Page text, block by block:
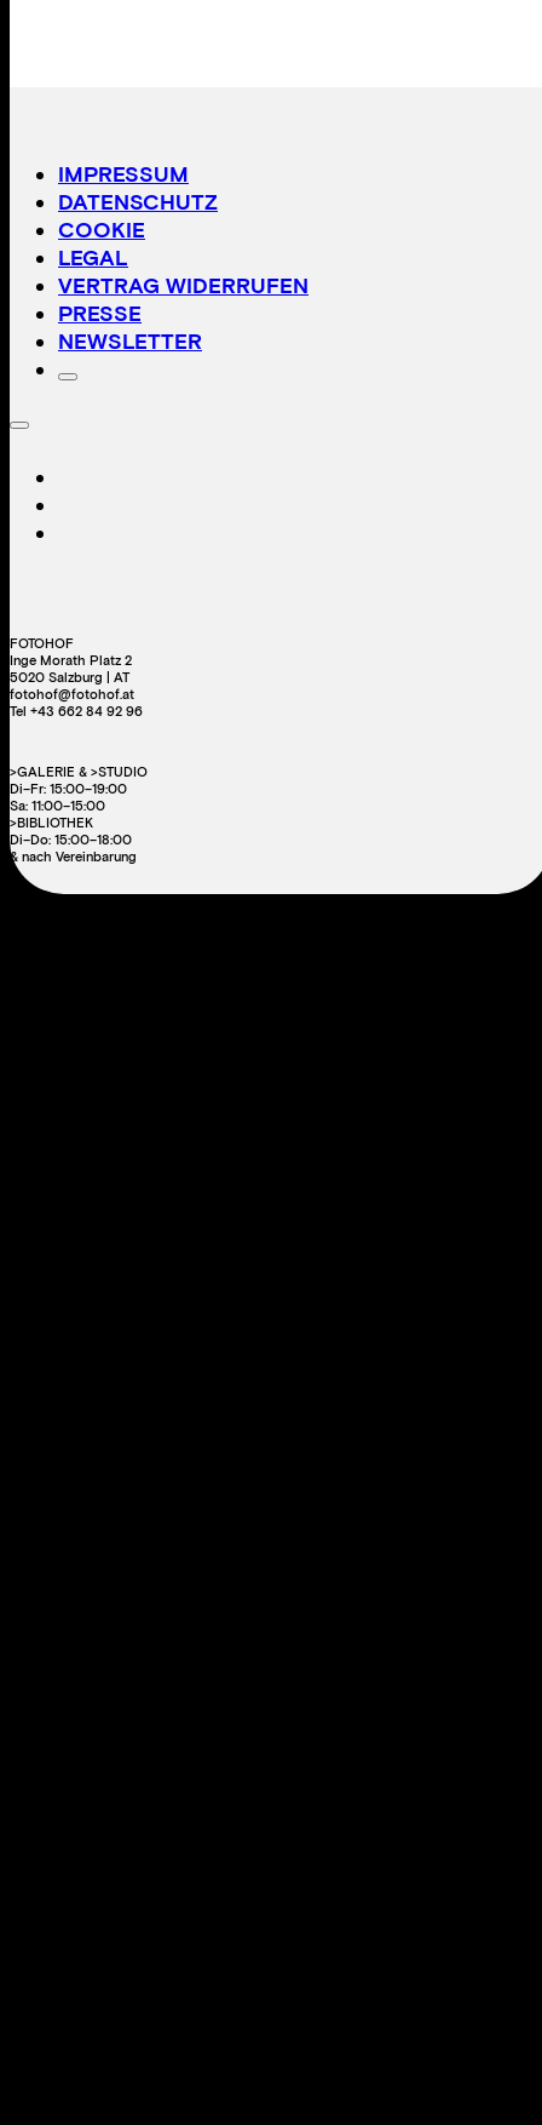
IMPRESSUM
DATENSCHUTZ
COOKIE
LEGAL
VERTRAG WIDERRUFEN
PRESSE
NEWSLETTER
FOTOHOF
Inge Morath Platz 2
5020 Salzburg | AT
fotohof@fotohof.at
Tel +43 662 84 92 96
>GALERIE & >STUDIO
Di–Fr: 15:00–19:00
Sa: 11:00–15:00
>BIBLIOTHEK
Di–Do: 15:00–18:00
& nach Vereinbarung